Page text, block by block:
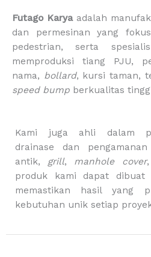
e
b
o
o
k
t
a
g
r
a
m
t
o
k
t
u
b
e
Futago Karyaadalah
dan permesinan yang
pedestrian, serta
memproduksi tiang PJU,
nama, bollard, kursi taman,
speed bump berkualitas
Kami juga ahli dalam
drainase dan
antik, grill, manhole cover
produk kami dapat dibuat
memastikan hasil yang
kebutuhan unik setiap